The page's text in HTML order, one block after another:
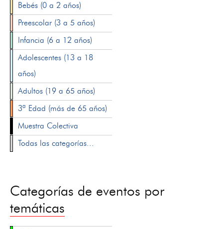
Bebés (0 a 2 años)
Preescolar (3 a 5 años)
Infancia (6 a 12 años)
Adolescentes (13 a 18
años)
Adultos (19 a 65 años)
3ª Edad (más de 65 años)
Muestra Colectiva
Todas las categorías...
Categorías de eventos por
temáticas